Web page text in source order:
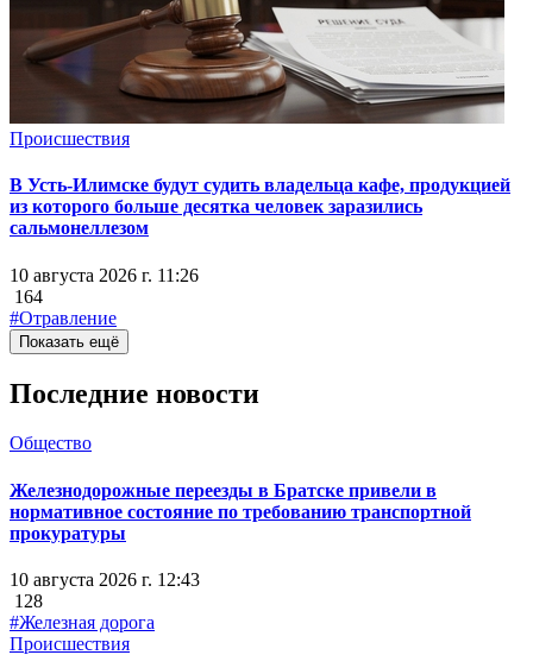
Происшествия
В Усть-Илимске будут судить владельца кафе, продукцией
из которого больше десятка человек заразились
сальмонеллезом
10 августа 2026 г. 11:26
164
#Отравление
Показать ещё
Последние новости
Общество
Железнодорожные переезды в Братске привели в
нормативное состояние по требованию транспортной
прокуратуры
10 августа 2026 г. 12:43
128
#Железная дорога
Происшествия